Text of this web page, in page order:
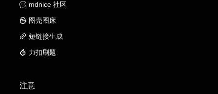
mdnice 社区
图壳图床
短链接生成
力扣刷题
注意